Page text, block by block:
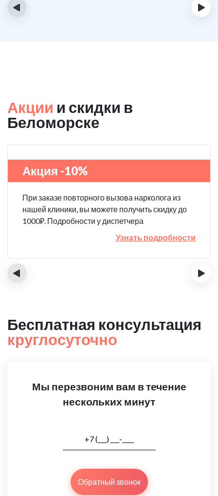
меня начало отпускать. После оказалось, что товарищ
‹ ›
Акции и скидки в
Беломорске
Акция -10%
При заказе повторного вызова нарколога из
нашей клиники, вы можете получить скидку до
1000₽. Подробности у диспетчера
Узнать подробности
‹ ›
Бесплатная консультация
круглосуточно
Мы перезвоним вам в течение
нескольких минут
Обратный звонок